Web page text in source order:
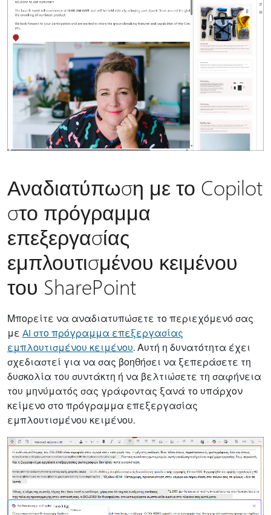
Αναδιατύπωση με το Copilot
στο πρόγραμμα
επεξεργασίας
εμπλουτισμένου κειμένου
του SharePoint
Μπορείτε να αναδιατυπώσετε το περιεχόμενό σας
με AI στο πρόγραμμα επεξεργασίας
εμπλουτισμένου κειμένου. Αυτή η δυνατότητα έχει
σχεδιαστεί για να σας βοηθήσει να ξεπεράσετε τη
δυσκολία του συντάκτη ή να βελτιώσετε τη σαφήνεια
του μηνύματός σας γράφοντας ξανά το υπάρχον
κείμενο στο πρόγραμμα επεξεργασίας
εμπλουτισμένου κειμένου.